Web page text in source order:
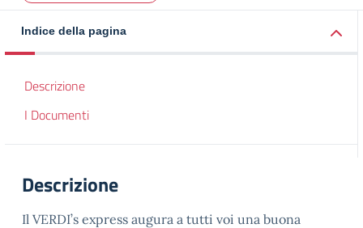
Indice della pagina
Descrizione
I Documenti
Descrizione
Il VERDI’s express augura a tutti voi una buona